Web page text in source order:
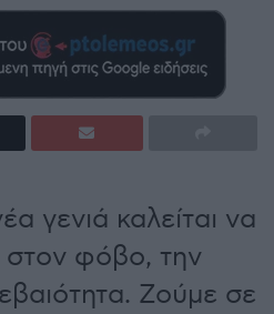
γενιά καλείται να
στον φόβο, την
Ζούμε σε